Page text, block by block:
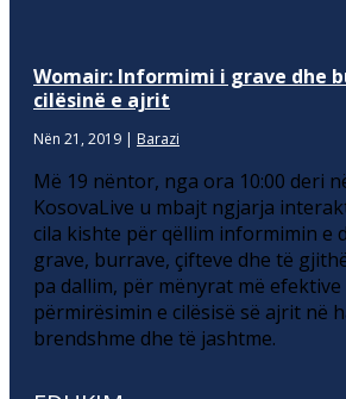
Womair: Informimi i grave dhe
cilësinë e ajrit
Nën 21, 2019 | Barazi
Më 19 nëntor, nga ora 10:00 deri
KosovaLive u mbajt ngjarja
cila kishte për qëllim informimin e
grave, burrave, çifteve dhe të
pa dallim, për mënyrat më
përmirësimin e cilësisë së ajrit në
brendshme dhe të jashtme.